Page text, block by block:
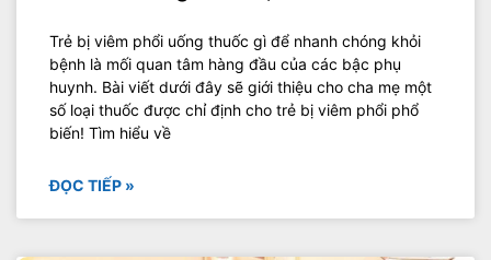
Trẻ bị viêm phổi uống thuốc gì để nhanh chóng khỏi
bệnh là mối quan tâm hàng đầu của các bậc phụ
huynh. Bài viết dưới đây sẽ giới thiệu cho cha mẹ một
số loại thuốc được chỉ định cho trẻ bị viêm phổi phổ
biến! Tìm hiểu về
ĐỌC TIẾP »